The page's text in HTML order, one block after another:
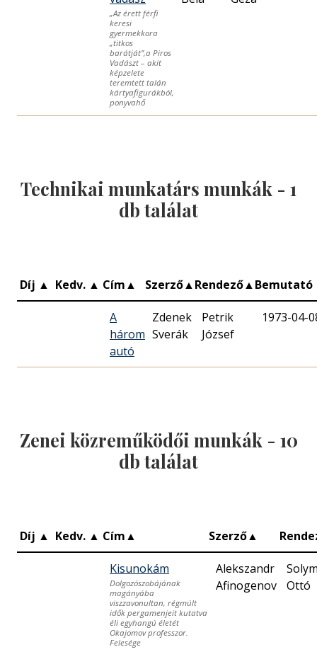
„Az érett férfi
keresi
gyermekkora
„titkos
barátját”,a Piros
Vadászt – akit
képzelete
teremtett talán
kártyafigurákból,
ponyvahő
Technikai munkatárs munkák - 1
db találat
Díj ▲ Kedv. ▲ Cím▲ Szerző▲Rendező▲Bemutató
A
három
autó
Zdenek
Sverák
Petrik
József
1973-04-
Zenei közreműködői munkák - 10
db találat
Díj ▲ Kedv. ▲ Cím▲ Szerző▲
Kisunokám
Dolgozószobájának
magányába
viszzavonultan, régmúlt
idők pergamenjeit kutatva
éli egyhangú életét
Okajomov professzor.
Felesége
Alekszandr
Afinogenov
Ottó